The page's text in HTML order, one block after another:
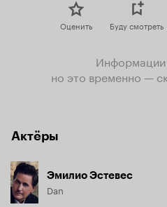
Оценить Буду смотреть
Информации
но это временно —
Актёры
Эмилио Эстевес
Dan